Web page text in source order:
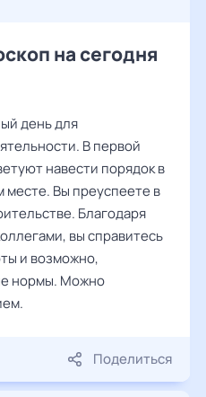
на сегодня
день для
В первой
навести порядок в
месте. Вы преуспеете в
Благодаря
вы справитесь
и возможно,
нормы. Можно
Поделиться